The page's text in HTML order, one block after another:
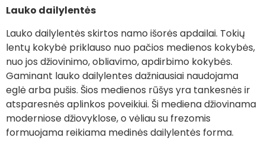
Lauko dailylentės
Lauko dailylentės skirtos namo išorės apdailai. Tokių
lentų kokybė priklauso nuo pačios medienos kokybės,
nuo jos džiovinimo, obliavimo, apdirbimo kokybės.
Gaminant lauko dailylentes dažniausiai naudojama
eglė arba pušis. Šios medienos rūšys yra tankesnės ir
atsparesnės aplinkos poveikiui. Ši mediena džiovinama
moderniose džiovyklose, o vėliau su frezomis
formuojama reikiama medinės dailylentės forma.